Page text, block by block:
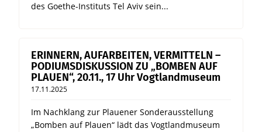
des Goethe-Instituts Tel Aviv sein...
ERINNERN, AUFARBEITEN, VERMITTELN –
PODIUMSDISKUSSION ZU „BOMBEN AUF
PLAUEN“, 20.11., 17 Uhr Vogtlandmuseum
17.11.2025
Im Nachklang zur Plauener Sonderausstellung
„Bomben auf Plauen“ lädt das Vogtlandmuseum